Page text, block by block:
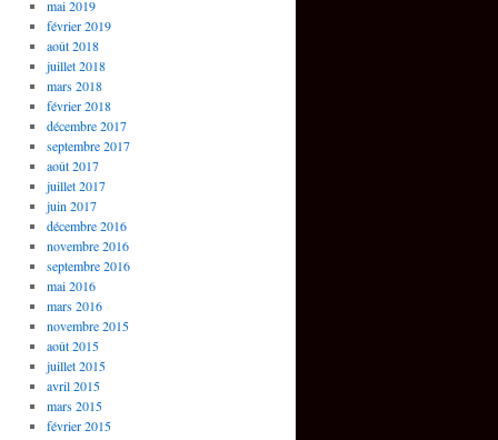
mai 2019
février 2019
août 2018
juillet 2018
mars 2018
février 2018
décembre 2017
septembre 2017
août 2017
juillet 2017
juin 2017
décembre 2016
novembre 2016
septembre 2016
mai 2016
mars 2016
novembre 2015
août 2015
juillet 2015
avril 2015
mars 2015
février 2015